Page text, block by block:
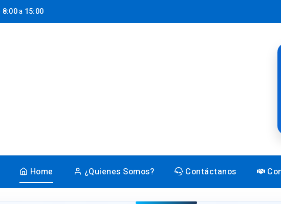
8:00a 15:00
Home ¿Quienes Somos? Contáctanos